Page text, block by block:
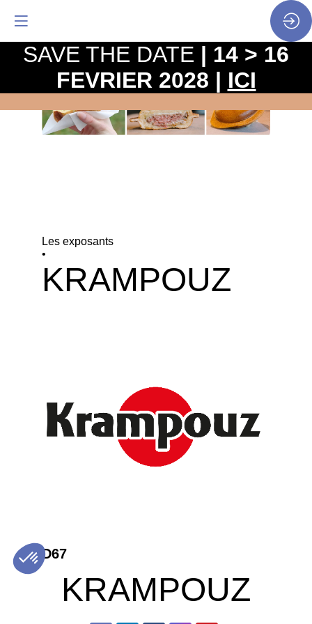
Les exposants
•
KRAMPOUZ
D67
KRAMPOUZ
SAVE THE DATE | 14 > 16
FEVRIER 2028 | ICI